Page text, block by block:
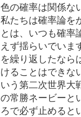
色の確率は関係な
私たちは確率論を
とは、いつも確率
えず揺らいでいま
を繰り返したなら
けることはできな
いう第二次世界大
の常勝ネービーと
ろで必ず止めると